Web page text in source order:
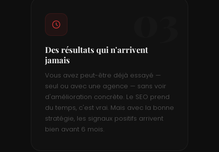
Des résultats qui n'arrivent
jamais
Vous avez peut-être déjà essayé —
seul ou avec une agence — sans voir
d'amélioration concrète. Le SEO prend
du temps, c'est vrai. Mais avec la bonne
stratégie, les signaux positifs arrivent
bien avant 6 mois.